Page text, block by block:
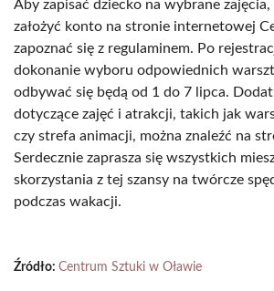
Aby zapisać dziecko na wybrane zajęcia,
założyć konto na stronie internetowej
zapoznać się z regulaminem. Po
dokonanie wyboru odpowiednich
odbywać się będą od 1 do 7 lipca.
dotyczące zajęć i atrakcji, takich jak
czy strefa animacji, można znaleźć na
Serdecznie zaprasza się wszystkich
skorzystania z tej szansy na twórcze
podczas wakacji.
Źródło: Centrum Sztuki w Oławie